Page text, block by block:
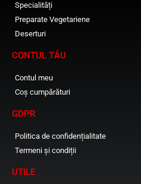
Specialități
Preparate Vegetariene
Deserturi
CONTUL TĂU
Contul meu
Coș cumpărături
GDPR
Politica de confidențialitate
Termeni și condiții
UTILE